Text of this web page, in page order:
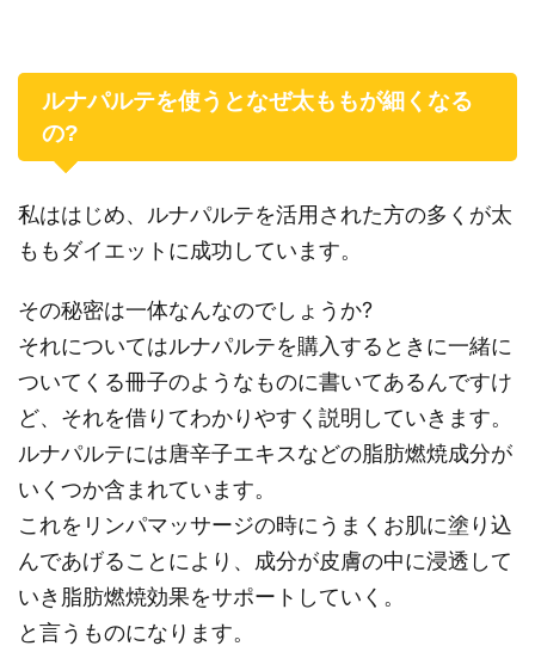
ルナパルテを使うとなぜ太ももが細くなる
の?
私ははじめ、ルナパルテを活用された方の多くが太
ももダイエットに成功しています。
その秘密は一体なんなのでしょうか?
それについてはルナパルテを購入するときに一緒に
ついてくる冊子のようなものに書いてあるんですけ
ど、それを借りてわかりやすく説明していきます。
ルナパルテには唐辛子エキスなどの脂肪燃焼成分が
いくつか含まれています。
これをリンパマッサージの時にうまくお肌に塗り込
んであげることにより、成分が皮膚の中に浸透して
いき脂肪燃焼効果をサポートしていく。
と言うものになります。